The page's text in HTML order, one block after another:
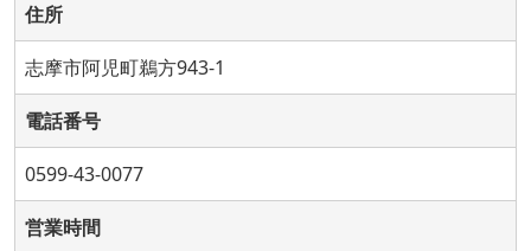
住所
志摩市阿児町鵜方943-1
電話番号
0599-43-0077
営業時間